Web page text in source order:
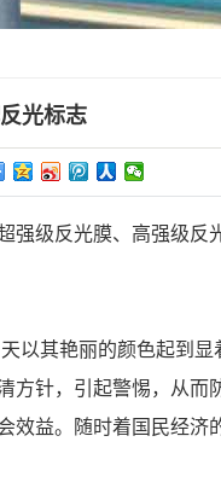
光标志
强级反光膜、高强级反
以其艳丽的颜色起到
方针，引起警惕，从而
益。随时着国民经济